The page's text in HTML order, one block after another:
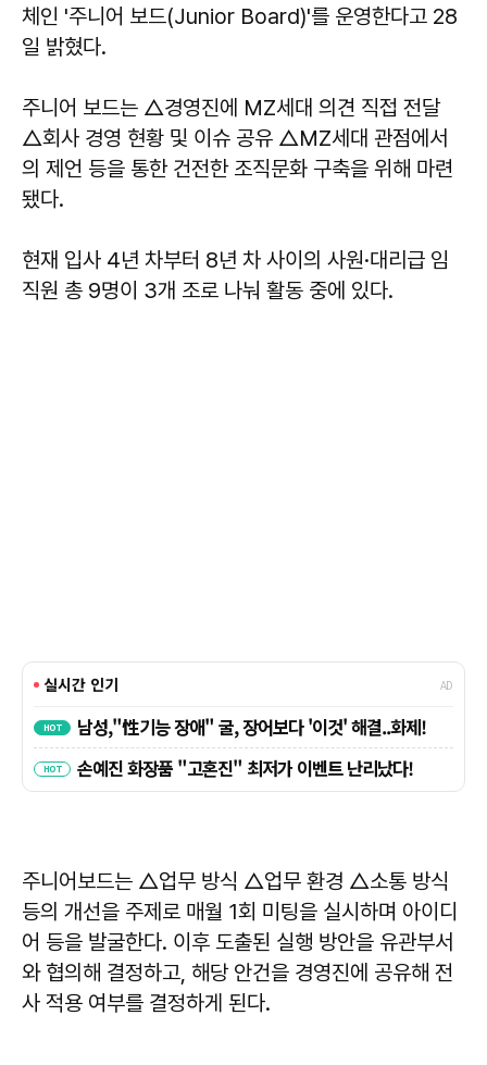
체인 '주니어 보드(Junior Board)'를 운영한다고 28
일 밝혔다.
주니어 보드는 △경영진에 MZ세대 의견 직접 전달
△회사 경영 현황 및 이슈 공유 △MZ세대 관점에서
의 제언 등을 통한 건전한 조직문화 구축을 위해 마련
됐다.
현재 입사 4년 차부터 8년 차 사이의 사원·대리급 임
직원 총 9명이 3개 조로 나눠 활동 중에 있다.
주니어보드는 △업무 방식 △업무 환경 △소통 방식
등의 개선을 주제로 매월 1회 미팅을 실시하며 아이디
어 등을 발굴한다. 이후 도출된 실행 방안을 유관부서
와 협의해 결정하고, 해당 안건을 경영진에 공유해 전
사 적용 여부를 결정하게 된다.